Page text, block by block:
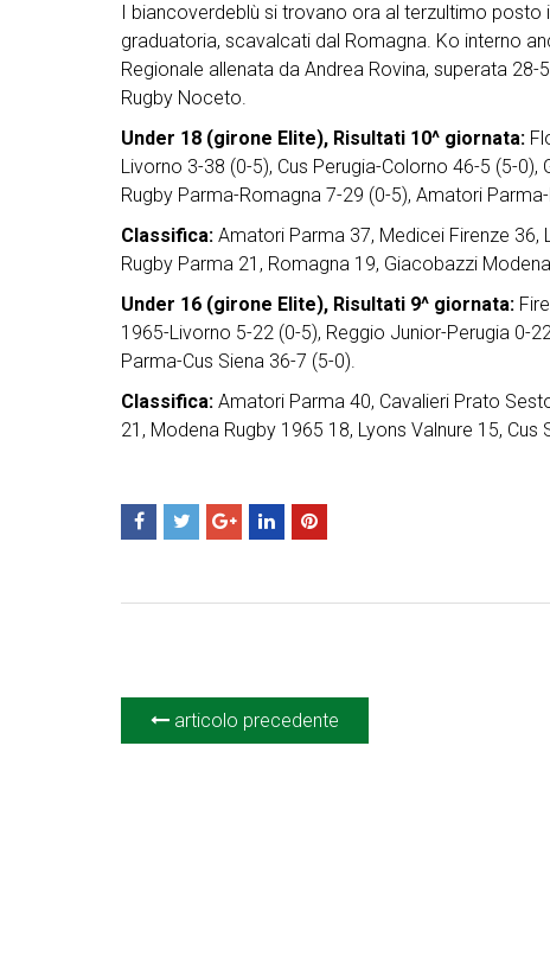
I biancoverdeblù si trovano ora al terzultimo posto
graduatoria, scavalcati dal Romagna. Ko interno
Regionale allenata da Andrea Rovina, superata 28-
Rugby Noceto.
Under 18 (girone Elite), Risultati 10^ giornata:
Livorno 3-38 (0-5), Cus Perugia-Colorno 46-5 (5-
Rugby Parma-Romagna 7-29 (0-5), Amatori
Classifica: Amatori Parma 37, Medicei Firenze 36,
Rugby Parma 21, Romagna 19, Giacobazzi
Under 16 (girone Elite), Risultati 9^ giornata:
1965-Livorno 5-22 (0-5), Reggio Junior-Perugia 0-
Parma-Cus Siena 36-7 (5-0).
Classifica: Amatori Parma 40, Cavalieri Prato
21, Modena Rugby 1965 18, Lyons Valnure 15, Cus
articolo precedente